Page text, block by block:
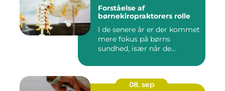
Forståelse af
børnekiropraktorers rolle
I de senere år er der kommet
mere fokus på børns
sundhed, især når de...
08. sep